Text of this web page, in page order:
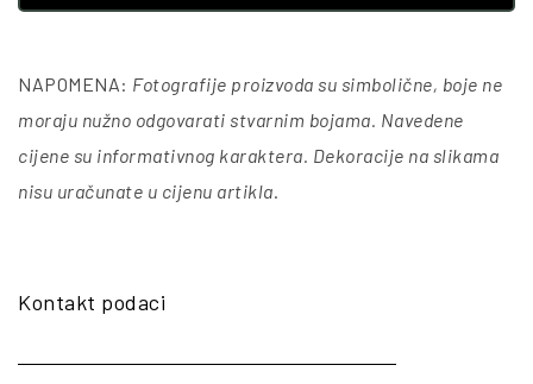
NAPOMENA: Fotografije proizvoda su simbolične, boje ne
moraju nužno odgovarati stvarnim bojama. Navedene
cijene su informativnog karaktera. Dekoracije na slikama
nisu uračunate u cijenu artikla
Kontakt podaci